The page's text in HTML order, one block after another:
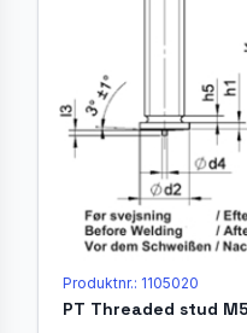
Produktnr.: 1105020